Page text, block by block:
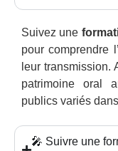
Suivez une
pour comprendre
leur transmission.
patrimoine oral
publics variés
🎤 Suivre une